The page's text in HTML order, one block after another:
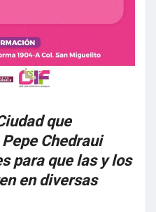
que
Chedraui
para que las y los
en diversas